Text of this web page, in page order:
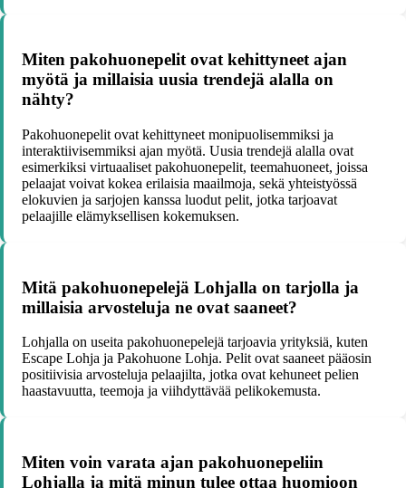
Miten pakohuonepelit ovat kehittyneet ajan
myötä ja millaisia uusia trendejä alalla on
nähty?
Pakohuonepelit ovat kehittyneet monipuolisemmiksi ja
interaktiivisemmiksi ajan myötä. Uusia trendejä alalla ovat
esimerkiksi virtuaaliset pakohuonepelit, teemahuoneet, joissa
pelaajat voivat kokea erilaisia maailmoja, sekä yhteistyössä
elokuvien ja sarjojen kanssa luodut pelit, jotka tarjoavat
pelaajille elämyksellisen kokemuksen.
Mitä pakohuonepelejä Lohjalla on tarjolla ja
millaisia arvosteluja ne ovat saaneet?
Lohjalla on useita pakohuonepelejä tarjoavia yrityksiä, kuten
Escape Lohja ja Pakohuone Lohja. Pelit ovat saaneet pääosin
positiivisia arvosteluja pelaajilta, jotka ovat kehuneet pelien
haastavuutta, teemoja ja viihdyttävää pelikokemusta.
Miten voin varata ajan pakohuonepeliin
Lohjalla ja mitä minun tulee ottaa huomioon